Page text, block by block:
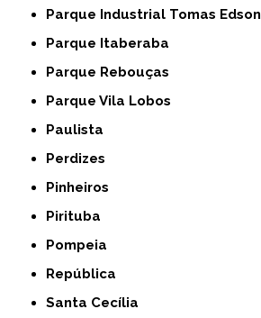
Parque Industrial Tomas Edson
Parque Itaberaba
Parque Rebouças
Parque Vila Lobos
Paulista
Perdizes
Pinheiros
Pirituba
Pompeia
República
Santa Cecília